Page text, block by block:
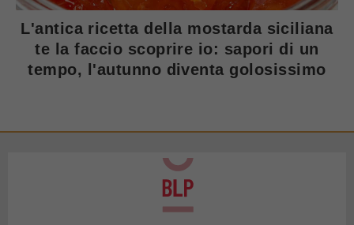
L'antica ricetta della mostarda siciliana
te la faccio scoprire io: sapori di un
tempo, l'autunno diventa golosissimo